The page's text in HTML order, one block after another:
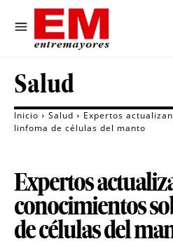
Salud
Inicio Salud
Expertos
linfoma de células del manto
Expertos
conocimientos
de células del